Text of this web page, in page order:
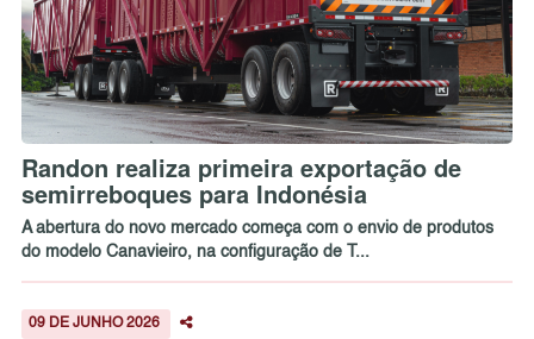
Randon realiza primeira exportação de
semirreboques para Indonésia
A abertura do novo mercado começa com o envio de produtos
do modelo Canavieiro, na configuração de T...
09 DE JUNHO 2026